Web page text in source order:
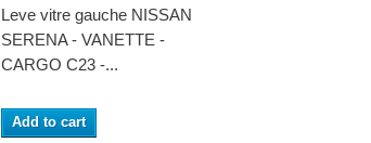
Leve vitre gauche NISSAN
SERENA - VANETTE -
CARGO C23 -...
Add to cart